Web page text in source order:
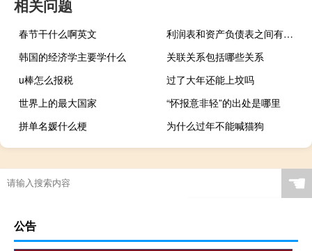
相关问题
春节干什么啊英文
利润表和资产负债表之间有什么数据关系
韩国的经济学主要学什么
关联关系包括哪些关系
u棒怎么报税
过了大年还能上坟吗
世界上的最大国家
“怀报意非轻”的出处是哪里
拼单名媛什么梗
为什么过年不能喊猫狗
☚
公告